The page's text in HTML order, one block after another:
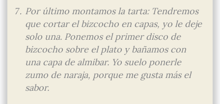
Por último montamos la tarta: Tendremos
que cortar el bizcocho en capas, yo le deje
solo una. Ponemos el primer disco de
bizcocho sobre el plato y bañamos con
una capa de almibar. Yo suelo ponerle
zumo de naraja, porque me gusta más el
sabor.